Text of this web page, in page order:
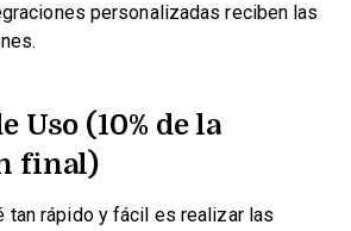
personalizadas reciben las
Uso (10% de la
final)
tan rápido y fácil es realizar las